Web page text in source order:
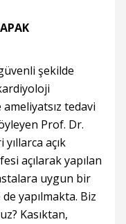
şekilde
tedavi
Prof. Dr.
açık
açılarak yapılan
uygun bir
yapılmakta. Biz
Kasıktan,